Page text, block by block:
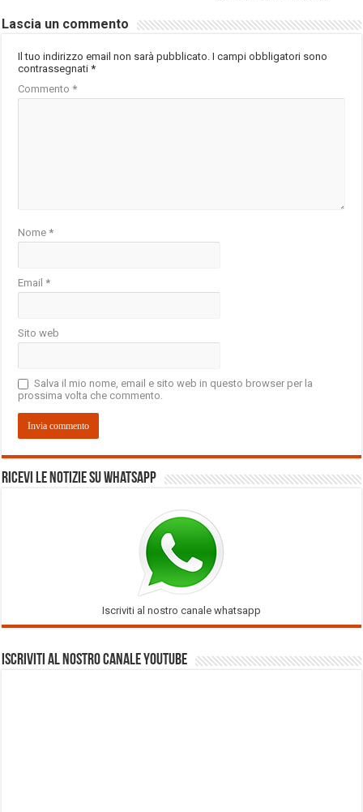
Lascia un commento
Il tuo indirizzo email non sarà pubblicato. I campi obbligatori sono
contrassegnati*
Commento*
Nome*
Email*
Sito web
Salva il mio nome, email e sito web in questo browser per la
prossima volta che commento.
Ricevi le notizie su Whatsapp
Iscriviti al nostro canale whatsapp
Iscriviti al nostro Canale Youtube